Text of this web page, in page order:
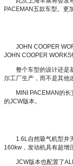
PACEMAN五款车型。更
JOHN COOPER
JOHN COOPER WORKS
整个车型的设计还是
尔工厂生产，而不是其他
MINI PACEMAN的
的JCW版本。
1.6L自然吸气机型并
160kw，发动机具有超增
JCW版本也配置了